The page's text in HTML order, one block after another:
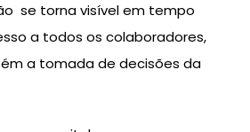
se torna visível em tempo
a todos os colaboradores,
a tomada de decisões da